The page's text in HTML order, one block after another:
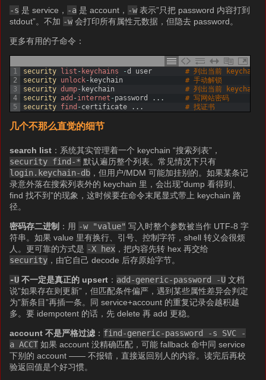
-s 是 service， -a 是 account， -w表示”只把 password 内容打到
stdout”。不加 -w会打印所有属性元数据，但隐去 password。
更多有用的子命令：
1
2
3
4
5
security list - keychains -d user
# 列出当前
security unlock- keychain
# 手动解锁
security dump- keychain
# 列出当前 keychain
security add -internet -password . . .
# 写网站密码
security find - certificate . . . # 找证书
几个不那么直觉的细节
search list ：系统其实管理着一个 keychain “搜索列表”，
security find-* 默认遍历整个列表。常见情况下只有
login.keychain-db ，但用户/MDM 可能加挂别的。如果某条记
录意外落在搜索列表外的 keychain 里，会出现”dump 看得到、
find 找不到”的现象，这时候要在命令末尾显式带上 keychain 路
径。
密码存二进制 ：用 -w "value" 写入时整个参数被当作 UTF-8 字
符串。如果 value 里有换行、引号、控制字符，shell 转义会很烦
人。更可靠的方式是 -X hex ，把内容先转 hex 再交给
security ，由它自己 decode 后存原始字节。
-U 不一定是真正的 upsert ： add-generic-password -U 文档
说”如果存在则更新”，但匹配条件偏严，遇到某些属性差异会判定
为”新条目”再插一条。同 service+account 的重复记录会越积越
多。要 idempotent 的话，先 delete 再 add 更稳。
account 不是严格过滤 ： find-generic-password -s SVC -
a ACCT 如果 account 没精确匹配，可能 fallback 命中同 service
下别的 account —— 不报错，直接返回别人的内容。读完后再校
验返回值是个好习惯。